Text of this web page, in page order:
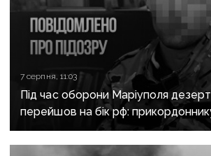
7 серпня, 11:03
Під час оборони Маріуполя
перейшов на бік рф:
з «Азовсталі» повідомили про